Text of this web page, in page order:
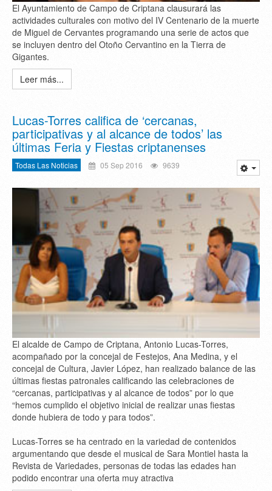
El Ayuntamiento de Campo de Criptana clausurará las
actividades culturales con motivo del IV Centenario de la muerte
de Miguel de Cervantes programando una serie de actos que
se incluyen dentro del Otoño Cervantino en la Tierra de
Gigantes.
Leer más...
Lucas-Torres califica de ‘cercanas,
participativas y al alcance de todos’ las
últimas Feria y Fiestas criptanenses
Todas Las Noticias 05 Sep 2016 9639
El alcalde de Campo de Criptana, Antonio Lucas-Torres,
acompañado por la concejal de Festejos, Ana Medina, y el
concejal de Cultura, Javier López, han realizado balance de las
últimas fiestas patronales calificando las celebraciones de
“cercanas, participativas y al alcance de todos” por lo que
“hemos cumplido el objetivo inicial de realizar unas fiestas
donde hubiera de todo y para todos”.
Lucas-Torres se ha centrado en la variedad de contenidos
argumentando que desde el musical de Sara Montiel hasta la
Revista de Variedades, personas de todas las edades han
podido encontrar una oferta muy atractiva